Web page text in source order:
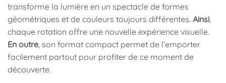
transforme la lumière en un spectacle de formes
géométriques et de couleurs toujours différentes. Ainsi,
chaque rotation offre une nouvelle expérience visuelle.
En outre, son format compact permet de l’emporter
facilement partout pour profiter de ce moment de
découverte.